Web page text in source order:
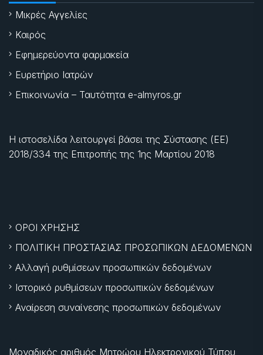
Μικρές Αγγελίες
Καιρός
Εφημερεύοντα φαρμακεία
Ευρετήριο Ιατρών
Επικοινωνία – Ταυτότητα e-almyros.gr
Η ιστοσελίδα λειτουργεί βάσει της Σύστασης (ΕΕ)
2018/334 της Επιτροπής της 1ης Μαρτίου 2018
ΟΡΟΙ ΧΡΗΣΗΣ
ΠΟΛΙΤΙΚΗ ΠΡΟΣΤΑΣΙΑΣ ΠΡΟΣΩΠΙΚΩΝ ΔΕΔΟΜΕΝΩΝ
Αλλαγή ρυθμίσεων προσωπικών δεδομένων
Ιστορικό ρυθμίσεων προσωπικών δεδομένων
Αναίρεση συναίνεσης προσωπικών δεδομένων
Μοναδικός αριθμός Μητρώου Ηλεκτρονικού Τύπου